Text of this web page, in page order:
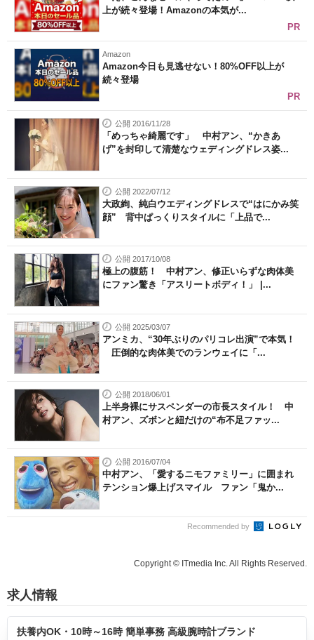
上が続々登場！Amazonの本気が...
PR
Amazon
Amazon今日も見逃せない！80%OFF以上が
続々登場
PR
公開 2016/11/28
「めっちゃ綺麗です」 中村アン、“かきあ
げ”を封印して清楚なウェディングドレス姿...
公開 2022/07/12
大政絢、純白ウエディングドレスで“はにかみ笑
顔” 背中ぱっくりスタイルに「上品で...
公開 2017/10/08
極上の腹筋！ 中村アン、修正いらずな肉体美
にファン驚き「アスリートボディ！」 |...
公開 2025/03/07
アンミカ、“30年ぶりのパリコレ出演”で本気！
圧倒的な肉体美でのランウェイに「...
公開 2018/06/01
上半身裸にサスペンダーの市長スタイル！ 中
村アン、ズボンと紐だけの“布不足ファッ...
公開 2016/07/04
中村アン、「愛するニモファミリー」に囲まれ
テンション爆上げスマイル ファン「鬼か...
Recommended by
Copyright © ITmedia Inc. All Rights Reserved.
求人情報
扶養内OK・10時～16時 簡単事務 高級腕時計ブランド